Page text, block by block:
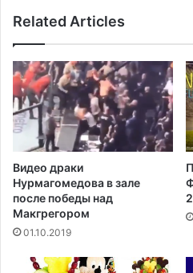
Related Articles
Видео драки
Нурмагомедова в зале
после победы над
Макгрегором‍
01.10.2019